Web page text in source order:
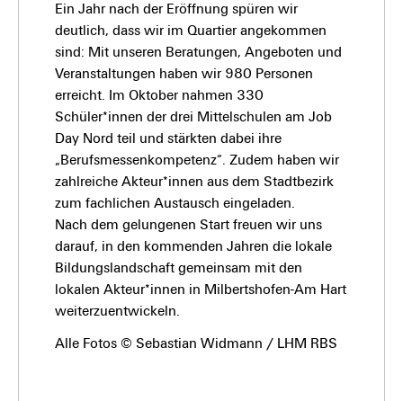
Ein Jahr nach der Eröffnung spüren wir
deutlich, dass wir im Quartier angekommen
sind: Mit unseren Beratungen, Angeboten und
Veranstaltungen haben wir 980 Personen
erreicht. Im Oktober nahmen 330
Schüler*innen der drei Mittelschulen am Job
Day Nord teil und stärkten dabei ihre
„Berufsmessenkompetenz“. Zudem haben wir
zahlreiche Akteur*innen aus dem Stadtbezirk
zum fachlichen Austausch eingeladen.
Nach dem gelungenen Start freuen wir uns
darauf, in den kommenden Jahren die lokale
Bildungslandschaft gemeinsam mit den
lokalen Akteur*innen in Milbertshofen-Am Hart
weiterzuentwickeln.
Alle Fotos © Sebastian Widmann / LHM RBS